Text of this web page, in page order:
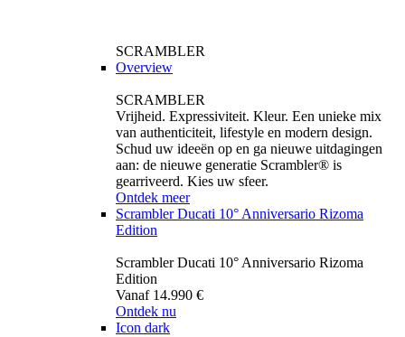
SCRAMBLER
Overview
SCRAMBLER
Vrijheid. Expressiviteit. Kleur. Een unieke mix
van authenticiteit, lifestyle en modern design.
Schud uw ideeën op en ga nieuwe uitdagingen
aan: de nieuwe generatie Scrambler® is
gearriveerd. Kies uw sfeer.
Ontdek meer
Scrambler Ducati 10° Anniversario Rizoma
Edition
Scrambler Ducati 10° Anniversario Rizoma
Edition
Vanaf 14.990 €
Ontdek nu
Icon dark